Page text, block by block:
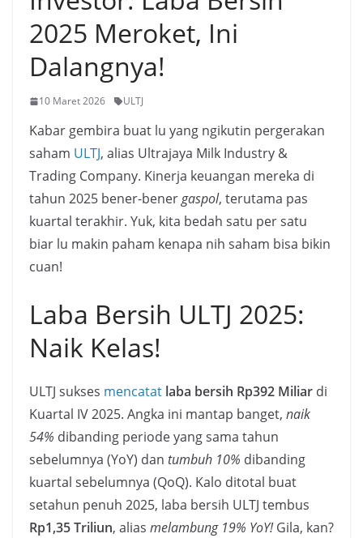
2025 Meroket, Ini
Dalangnya!
10 Maret 2026 ULTJ
Kabar gembira buat lu yang ngikutin pergerakan
saham ULTJ, alias Ultrajaya Milk Industry &
Trading Company. Kinerja keuangan mereka di
tahun 2025 bener-benergaspol, terutama pas
kuartal terakhir. Yuk, kita bedah satu per satu
biar lu makin paham kenapa nih saham bisa bikin
cuan!
Laba Bersih ULTJ 2025:
Naik Kelas!
ULTJ sukses mencatat laba bersih Rp392 Miliar di
Kuartal IV 2025. Angka ini mantap banget, naik
54% dibanding periode yang sama tahun
sebelumnya (YoY) dan tumbuh 10% dibanding
kuartal sebelumnya (QoQ). Kalo ditotal buat
setahun penuh 2025, laba bersih ULTJ tembus
Rp1,35 Triliun, alias melambung 19% YoY!Gila, kan?